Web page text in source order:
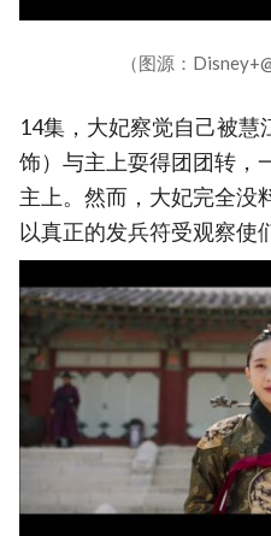
（图源：
14集，大妃察觉自己被慧
饰）与主上耍得团团转，
主上。然而，大妃完全没
以真正的发兵符受观察使